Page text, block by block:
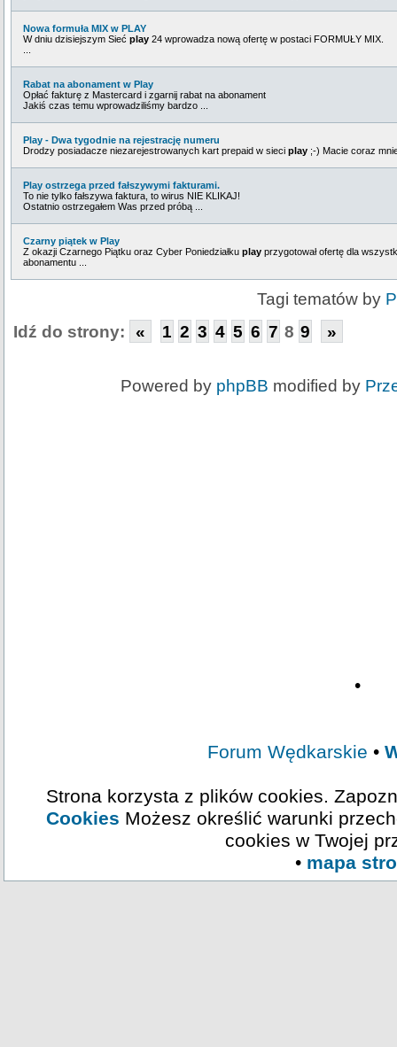
Nowa formuła MIX w PLAY
W dniu dzisiejszym Sieć play 24 wprowadza nową ofertę w postaci FORMUŁY MIX.
Rabat na abonament w Play
Opłać fakturę z Mastercard i zgarnij rabat na abonament
Jakiś czas temu wprowadziliśmy bardzo ...
Play - Dwa tygodnie na rejestrację numeru
Drodzy posiadacze niezarejestrowanych kart prepaid w sieci play ;-) Macie coraz
Play ostrzega przed fałszywymi fakturami.
To nie tylko fałszywa faktura, to wirus NIE KLIKAJ!
Ostatnio ostrzegałem Was przed próbą ...
Czarny piątek w Play
Z okazji Czarnego Piątku oraz Cyber Poniedziałku play przygotował ofertę dla
abonamentu ...
Tagi tematów by
Idź do strony: « 1 2 3 4 5 6 7 8 9 »
Powered by phpBB modified by
•
Forum Wędkarskie •
Strona korzysta z plików cookies.
Cookies Możesz określić warunki
cookies w Twojej
• mapa